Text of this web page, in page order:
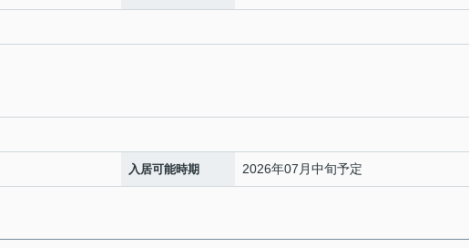
入居可能時期 2026年07月中旬予定